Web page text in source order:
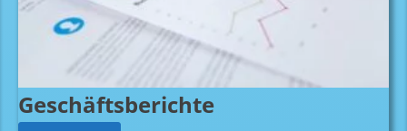
Geschäftsberichte